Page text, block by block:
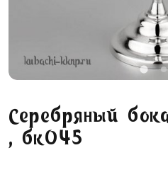
Серебряный
, бк045